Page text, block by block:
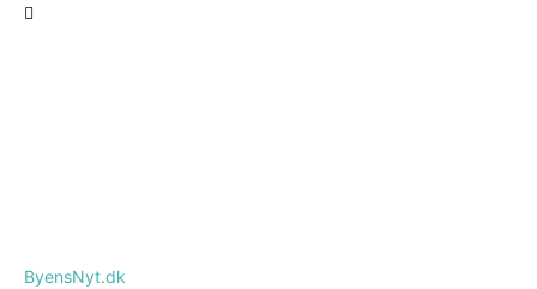
ByensNyt.dk